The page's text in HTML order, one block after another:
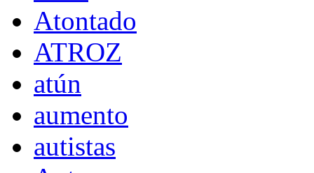
Atontado
ATROZ
atún
aumento
autistas